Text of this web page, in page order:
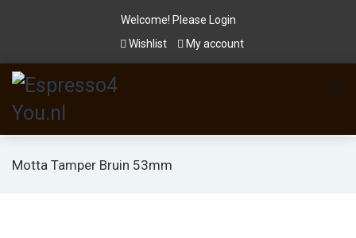
Welcome! Please
Login
Wishlist
My account
Motta Tamper Bruin 53mm